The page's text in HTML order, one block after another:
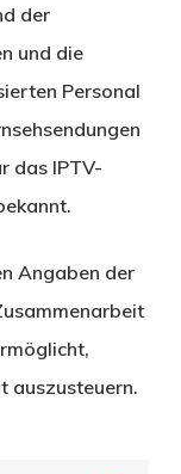
der
und die
Personal
das IPTV-
Angaben der
auszusteuern.